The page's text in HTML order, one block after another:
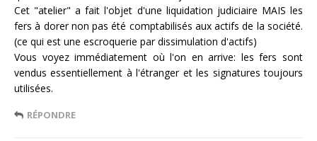
Cet "atelier" a fait l'objet d'une liquidation judiciaire MAIS les
fers à dorer non pas été comptabilisés aux actifs de la société.
(ce qui est une escroquerie par dissimulation d'actifs)
Vous voyez immédiatement où l'on en arrive: les fers sont
vendus essentiellement à l'étranger et les signatures toujours
utilisées.
RÉPONDRE